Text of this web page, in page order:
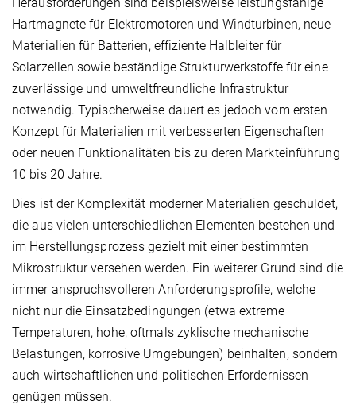
Hartmagnete für Elektromotoren und Windturbinen, neue
Materialien für Batterien, effiziente Halbleiter für
Solarzellen sowie beständige Strukturwerkstoffe für eine
zuverlässige und umweltfreundliche Infrastruktur
notwendig. Typischerweise dauert es jedoch vom ersten
Konzept für Materialien mit verbesserten Eigenschaften
oder neuen Funktionalitäten bis zu deren Markteinführung
10 bis 20 Jahre.
Dies ist der Komplexität moderner Materialien geschuldet,
die aus vielen unterschiedlichen Elementen bestehen und
im Herstellungsprozess gezielt mit einer bestimmten
Mikrostruktur versehen werden. Ein weiterer Grund sind die
immer anspruchsvolleren Anforderungsprofile, welche
nicht nur die Einsatzbedingungen (etwa extreme
Temperaturen, hohe, oftmals zyklische mechanische
Belastungen, korrosive Umgebungen) beinhalten, sondern
auch wirtschaftlichen und politischen Erfordernissen
genügen müssen.